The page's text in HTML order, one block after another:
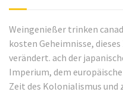
Weingenießer trinken
kosten Geheimnisse,
verändert. ach der
Imperium, dem
Zeit des Kolonialismus